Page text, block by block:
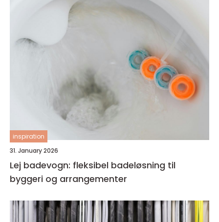
inspiration
31. January 2026
Lej badevogn: fleksibel badeløsning til
byggeri og arrangementer